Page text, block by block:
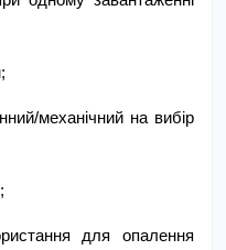
механічний на вибір
для опалення